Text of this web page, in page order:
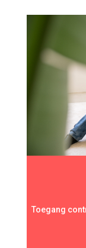
Toegang